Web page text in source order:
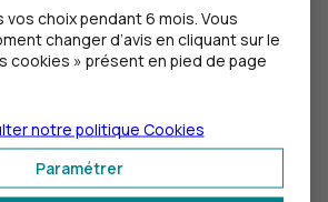
selon la saison: des
personnalisés selon vos
hiver.
? La facilité de caisse vous assure
efficace en s’y adaptant.
de caisse du CIC
choix pendant 6 mois. Vous
changer d’avis en cliquant sur le
cookies » présent en pied de page
Paramétrer
notre politique Cookies